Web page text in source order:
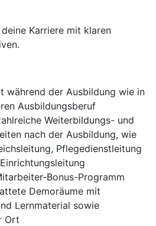
Karriere mit klaren
während der Ausbildung wie in
Ausbildungsberuf
Weiterbildungs- und
nach der Ausbildung, wie
Pflegedienstleitung
Bonus-Programm
Demoräume mit
Lernmaterial sowie
Ort